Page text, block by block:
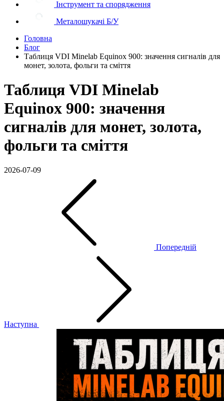
Інструмент та спорядження
Металошукачі Б/У
Головна
Блог
Таблиця VDI Minelab Equinox 900: значення сигналів для
монет, золота, фольги та сміття
Таблиця VDI Minelab
Equinox 900: значення
сигналів для монет, золота,
фольги та сміття
2026-07-09
Попередній
Наступна